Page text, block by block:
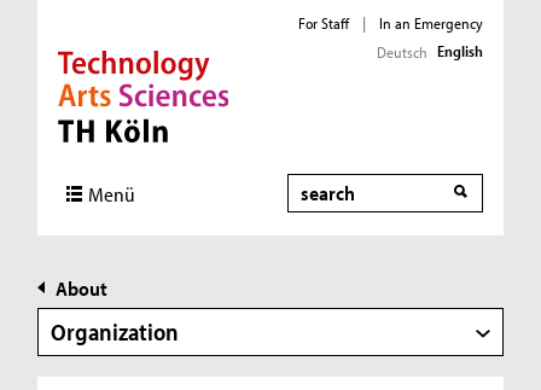
Direkt zur Hauptnavigation
Direkt zur Subnavigation
Direkt zum Inhalt
Direkt zum Fußbereich
For Staff |
In an Emergency
Deutsch English
Menü Search
About
Organization